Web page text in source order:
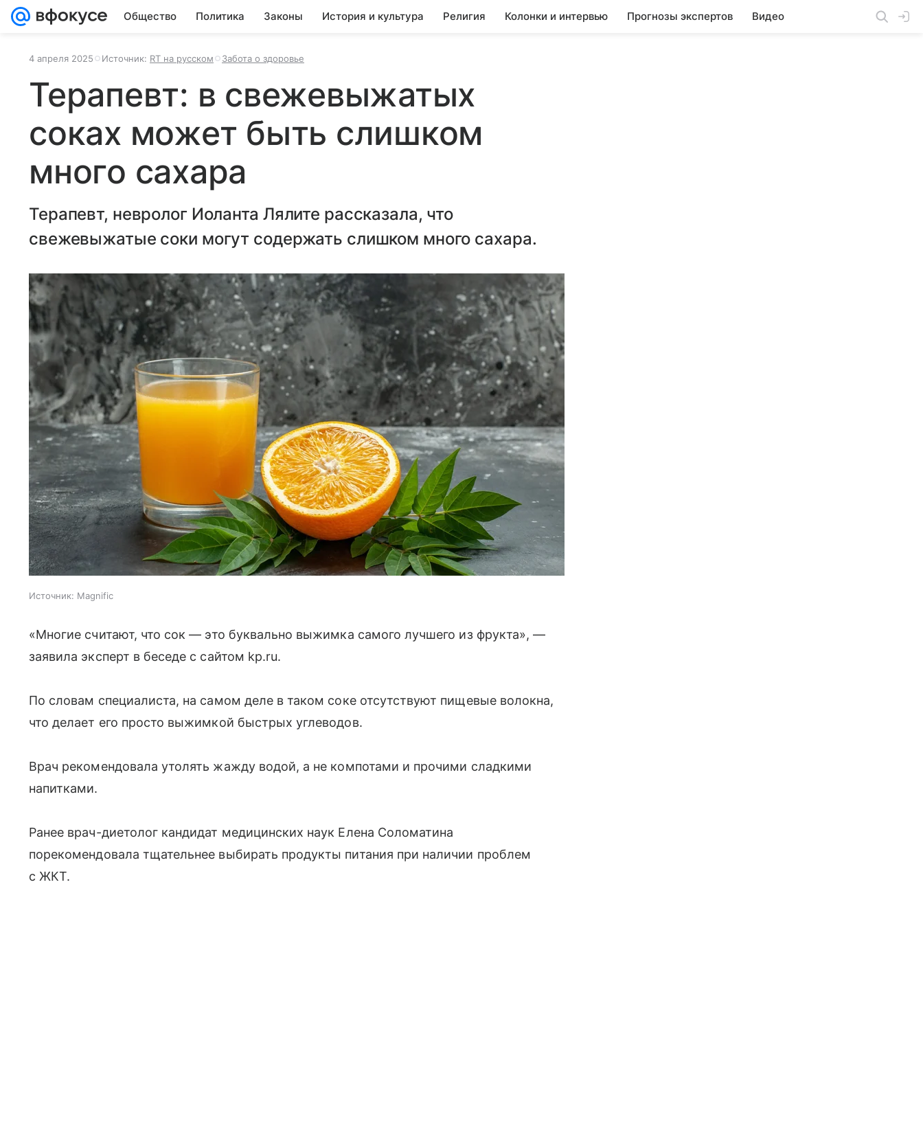
Общество Политика Законы История и культура Религия Колонки и интервью Прогнозы экспертов Видео
4 апреля 2025 Источник: RT на русском Забота о здоровье
Терапевт: в свежевыжатых
соках может быть слишком
много сахара
Терапевт, невролог Иоланта Лялите рассказала, что
свежевыжатые соки могут содержать слишком много сахара.
Источник: Magnific
«Многие считают, что сок — это буквально выжимка самого лучшего из фрукта», —
заявила эксперт в беседе с сайтом kp.ru.
По словам специалиста, на самом деле в таком соке отсутствуют пищевые волокна,
что делает его просто выжимкой быстрых углеводов.
Врач рекомендовала утолять жажду водой, а не компотами и прочими сладкими
напитками.
Ранее врач-диетолог кандидат медицинских наук Елена Соломатина
порекомендовала тщательнее выбирать продукты питания при наличии проблем
с ЖКТ.